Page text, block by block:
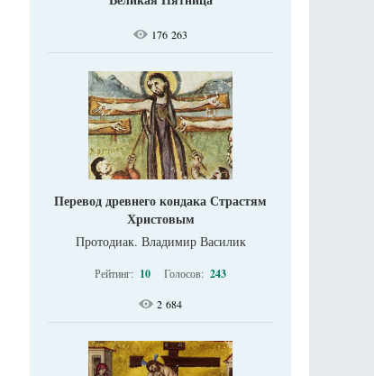
176 263
Перевод древнего кондака Страстям
Христовым
Протодиак. Владимир Василик
Рейтинг: 10 Голосов: 243
2 684